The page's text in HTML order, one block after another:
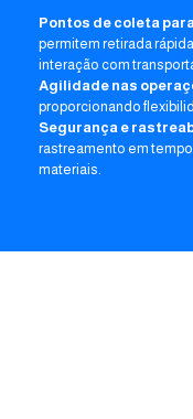
Pontos de coleta
permitem retirada
interação com
Agilidade nas
proporcionando
Segurança e
rastreamento em
materiais.